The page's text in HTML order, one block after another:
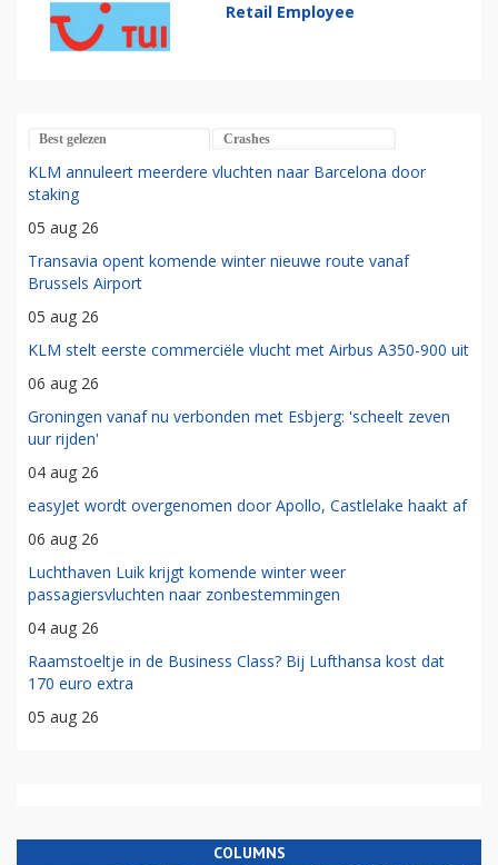
Retail Employee
Best gelezen Crashes
KLM annuleert meerdere vluchten naar Barcelona door
staking
05 aug 26
Transavia opent komende winter nieuwe route vanaf
Brussels Airport
05 aug 26
KLM stelt eerste commerciële vlucht met Airbus A350-900 uit
06 aug 26
Groningen vanaf nu verbonden met Esbjerg: 'scheelt zeven
uur rijden'
04 aug 26
easyJet wordt overgenomen door Apollo, Castlelake haakt af
06 aug 26
Luchthaven Luik krijgt komende winter weer
passagiersvluchten naar zonbestemmingen
04 aug 26
Raamstoeltje in de Business Class? Bij Lufthansa kost dat
170 euro extra
05 aug 26
COLUMNS